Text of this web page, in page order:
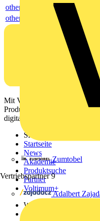
Zumtobel
Vertriebspartner 9
Adalbert
others
others
Mit Voltimum erhalten
Produktinformationen,
digitalen Plattform und
Sitemap
Startseite
News
Akademie
Produktsuche
Partner
Voltimum+
Weitere Links